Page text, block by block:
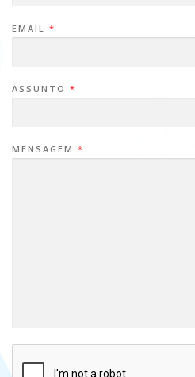
EMAIL *
ASSUNTO *
MENSAGEM *